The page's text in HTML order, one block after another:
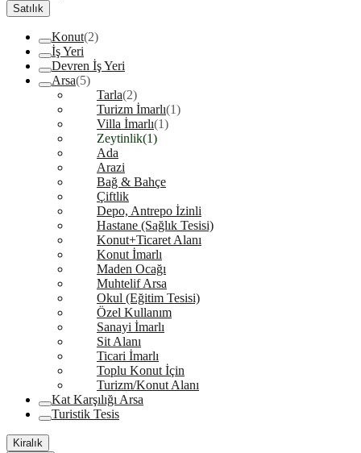
Satılık
Konut(2)
İş Yeri
Devren İş Yeri
Arsa(5)
Tarla(2)
Turizm İmarlı(1)
Villa İmarlı(1)
Zeytinlik(1)
Ada
Arazi
Bağ & Bahçe
Çiftlik
Depo, Antrepo İzinli
Hastane (Sağlık Tesisi)
Konut+Ticaret Alanı
Konut İmarlı
Maden Ocağı
Muhtelif Arsa
Okul (Eğitim Tesisi)
Özel Kullanım
Sanayi İmarlı
Sit Alanı
Ticari İmarlı
Toplu Konut İçin
Turizm/Konut Alanı
Kat Karşılığı Arsa
Turistik Tesis
Kiralık